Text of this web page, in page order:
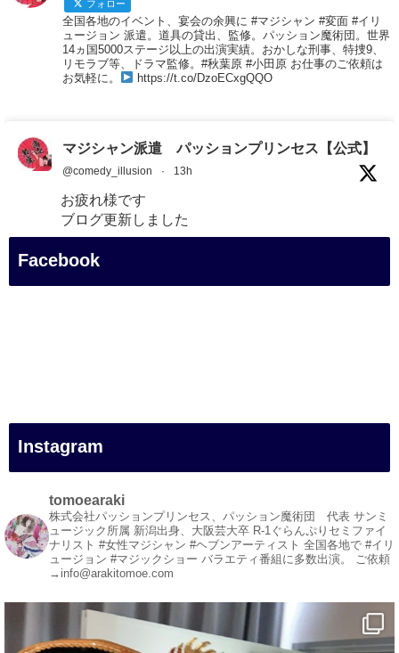
フォロー
全国各地のイベント、宴会の余興に #マジシャン #変面 #イリ
ュージョン 派遣。道具の貸出、監修。パッション魔術団。世界
14ヵ国5000ステージ以上の出演実績。おかしな刑事、特捜9、
リモラブ等、ドラマ監修。#秋葉原 #小田原 お仕事のご依頼は
お気軽に。
https://t.co/DzoECxgQQO
マジシャン派遣 パッションプリンセス【公式】
@comedy_illusion · 13h
お疲れ様です
ブログ更新しました
「マジシャン和歌山旅 白浜町・円月島」
#白浜町
#変面ショー
#イベント
#宴会
#余興
1 5 X
マジシャン派遣 パッションプリンセス【公式】
Facebook
Instagram
tomoearaki
株式会社パッションプリンセス、パッション魔術団 代表 サンミ
ュージック所属 新潟出身、大阪芸大卒 R-1ぐらんぷりセミファイ
ナリスト #女性マジシャン #ヘブンアーティスト 全国各地で #イリ
ュージョン #マジックショー バラエティ番組に多数出演。 ご依頼
→info@arakitomoe.com